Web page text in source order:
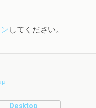
してください。
Desktop